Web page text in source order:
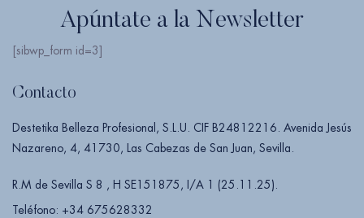
Apúntate a la Newsletter
[sibwp_form id=3]
Contacto
Destetika Belleza Profesional, S.L.U. CIF B24812216. Avenida Jesús
Nazareno, 4, 41730, Las Cabezas de San Juan, Sevilla.
R.M de Sevilla S 8 , H SE151875, I/A 1 (25.11.25).
Teléfono: +34 675628332